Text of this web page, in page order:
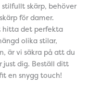
skärp, behöver
för damer.
hitta det perfekta
olika stilar,
är vi säkra på att du
just dig. Beställ ditt
en snygg touch!